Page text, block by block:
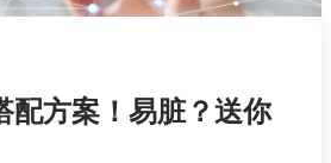
配方案！易脏？送你